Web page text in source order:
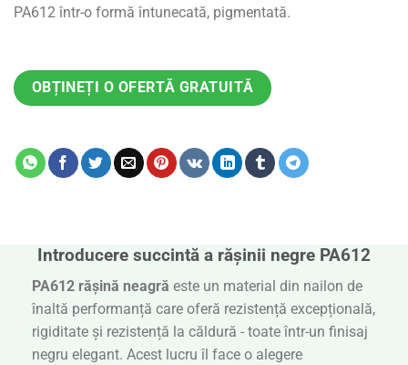
PA612 într-o formă întunecată, pigmentată.
OBȚINEȚI O OFERTĂ GRATUITĂ
Introducere succintă a rășinii negre PA612
PA612 rășină neagră este un material din nailon de
înaltă performanță care oferă rezistență excepțională,
rigiditate și rezistență la căldură - toate într-un finisaj
negru elegant. Acest lucru îl face o alegere